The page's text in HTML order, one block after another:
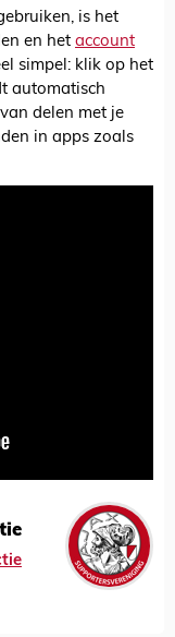
is het
en het account
simpel: klik op het
automatisch
delen met je
in apps zoals